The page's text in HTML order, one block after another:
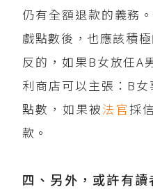
仍有全額退款的義務
戲點數後，也應該積
反的，如果B女放任A
利商店可以主張：B
點數，如果被法官採
款。
四、另外，或許有